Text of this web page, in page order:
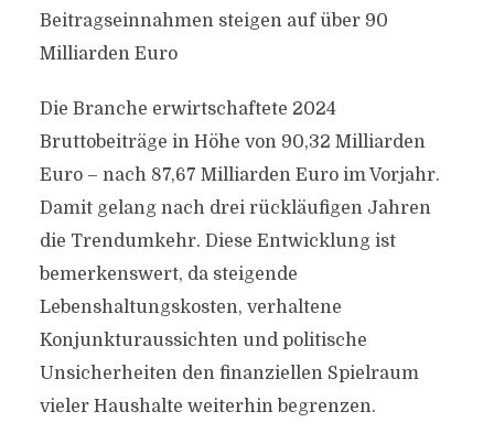
Beitragseinnahmen steigen auf über 90
Milliarden Euro
Die Branche erwirtschaftete 2024
Bruttobeiträge in Höhe von 90,32 Milliarden
Euro – nach 87,67 Milliarden Euro im Vorjahr.
Damit gelang nach drei rückläufigen Jahren
die Trendumkehr. Diese Entwicklung ist
bemerkenswert, da steigende
Lebenshaltungskosten, verhaltene
Konjunkturaussichten und politische
Unsicherheiten den finanziellen Spielraum
vieler Haushalte weiterhin begrenzen.